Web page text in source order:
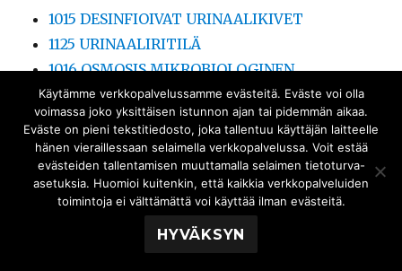
1015 DESINFIOIVAT URINAALIKIVET
1125 URINAALIRITILÄ
1016 OSMOSIS MIKROBIOLOGINEN
URINAALIKAPSELI
KATSO RT-KORTTI TÄÄLTÄ
SUOMEN SANIMEX OY Palvelun tarjoaa WordPress
Käytämme verkkopalvelussamme evästeitä. Eväste voi olla
voimassa joko yksittäisen istunnon ajan tai pidemmän aikaa.
Eväste on pieni tekstitiedosto, joka tallentuu käyttäjän laitteelle
hänen vieraillessaan selaimella verkkopalvelussa. Voit estää
evästeiden tallentamisen muuttamalla selaimen tietoturva-
asetuksia. Huomioi kuitenkin, että kaikkia verkkopalveluiden
toimintoja ei välttämättä voi käyttää ilman evästeitä.
HYVÄKSYN